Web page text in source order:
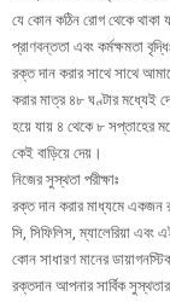
যে কোন কঠিন রোগ থেকে থাকা
প্রাণবন্ততা এবং কর্মক্ষমতা
রক্ত দান করার সাথে সাথে
করার মাত্র ৪৮ ঘণ্টার মধ্যেই
হয়ে যায় ৪ থেকে ৮ সপ্তাহের
কেই বাড়িয়ে দেয়।
নিজের সুস্থতা পরীক্ষাঃ
রক্ত দান করার মাধ্যমে একজন
সি, সিফিলিস, ম্যালেরিয়া এবং
কোন সাধারণ মানের
রক্তদান আপনার সার্বিক